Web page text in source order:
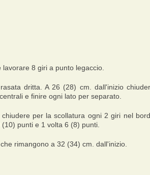
8 giri a punto legaccio.
dritta. A 26 (28) cm. dall'inizio
e finire ogni lato per separato.
per la scollatura ogni 2 giri nel
punti e 1 volta 6 (8) punti.
rimangono a 32 (34) cm. dall'inizio.